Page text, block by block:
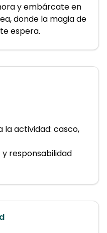
y embárcate en
donde la magia de
espera.
la actividad: casco,
responsabilidad